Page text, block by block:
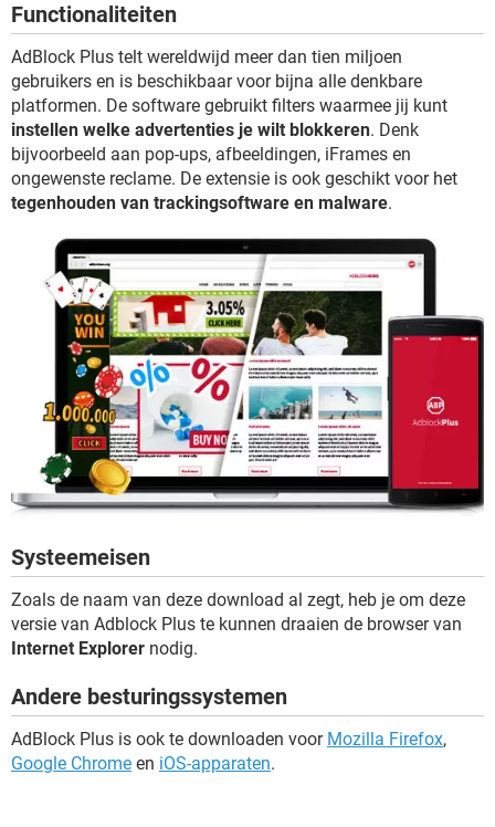
Functionaliteiten
AdBlock Plus telt wereldwijd meer dan tien miljoen
gebruikers en is beschikbaar voor bijna alle denkbare
platformen. De software gebruikt filters waarmee jij kunt
instellen welke advertenties je wilt blokkeren. Denk
bijvoorbeeld aan pop-ups, afbeeldingen, iFrames en
ongewenste reclame. De extensie is ook geschikt voor het
tegenhouden van trackingsoftware en malware.
Systeemeisen
Zoals de naam van deze download al zegt, heb je om deze
versie van Adblock Plus te kunnen draaien de browser van
Internet Explorer nodig.
Andere besturingssystemen
AdBlock Plus is ook te downloaden voor Mozilla Firefox,
Google Chrome en iOS-apparaten.